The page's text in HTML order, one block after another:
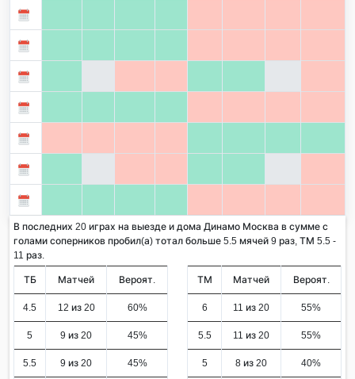
В последних 20 играх на выезде и дома Динамо Москва в сумме с
голами соперников пробил(а) тотал больше 5.5 мячей 9 раз, ТМ 5.5 -
11 раз.
ТБ Матчей Вероят.
4.5 12 из 20 60%
5 9 из 20 45%
5.5 9 из 20 45%
ТМ Матчей Вероят.
6 11 из 20 55%
5.5 11 из 20 55%
5 8 из 20 40%